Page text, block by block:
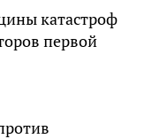
катастроф
первой